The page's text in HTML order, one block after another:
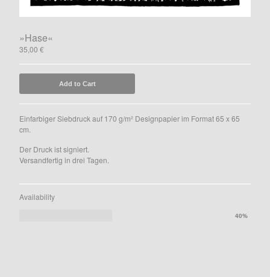
Birds
Leipziger Schokoladen
The Millionaires Club
Books
AGBs
Facebook
»Hase«
35,00 €
Add to Cart
Einfarbiger Siebdruck auf 170 g/m² Designpapier im Format 65 x 65
cm.
Der Druck ist signiert.
Versandfertig in drei Tagen.
Availability
40%